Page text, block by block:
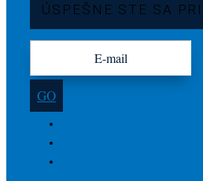
ÚSPEŠNE STE SA
GO